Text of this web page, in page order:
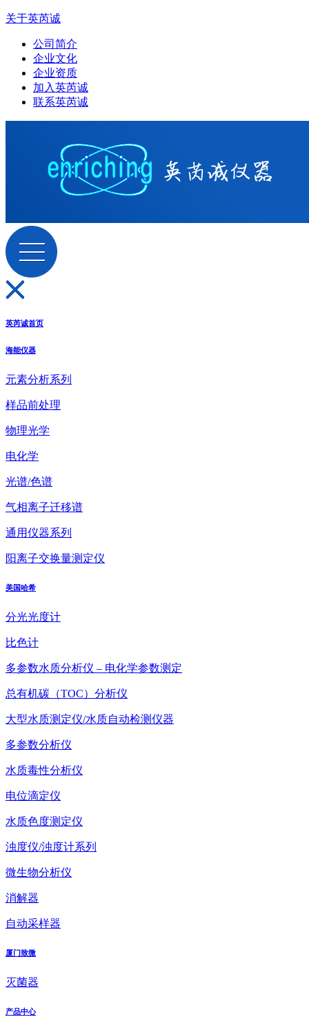
关于英芮诚
公司简介
企业文化
企业资质
加入英芮诚
联系英芮诚
英芮诚首页
海能仪器
元素分析系列
样品前处理
物理光学
电化学
光谱/色谱
气相离子迁移谱
通用仪器系列
阳离子交换量测定仪
美国哈希
分光光度计
比色计
多参数水质分析仪 – 电化学参数测定
总有机碳（TOC）分析仪
大型水质测定仪/水质自动检测仪器
多参数分析仪
水质毒性分析仪
电位滴定仪
水质色度测定仪
浊度仪/浊度计系列
微生物分析仪
消解器
自动采样器
厦门致微
灭菌器
产品中心